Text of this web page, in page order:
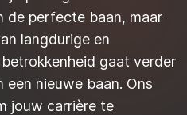
de perfecte baan, maar
langdurige en
gaat verder
een nieuwe baan. Ons
jouw carrière te